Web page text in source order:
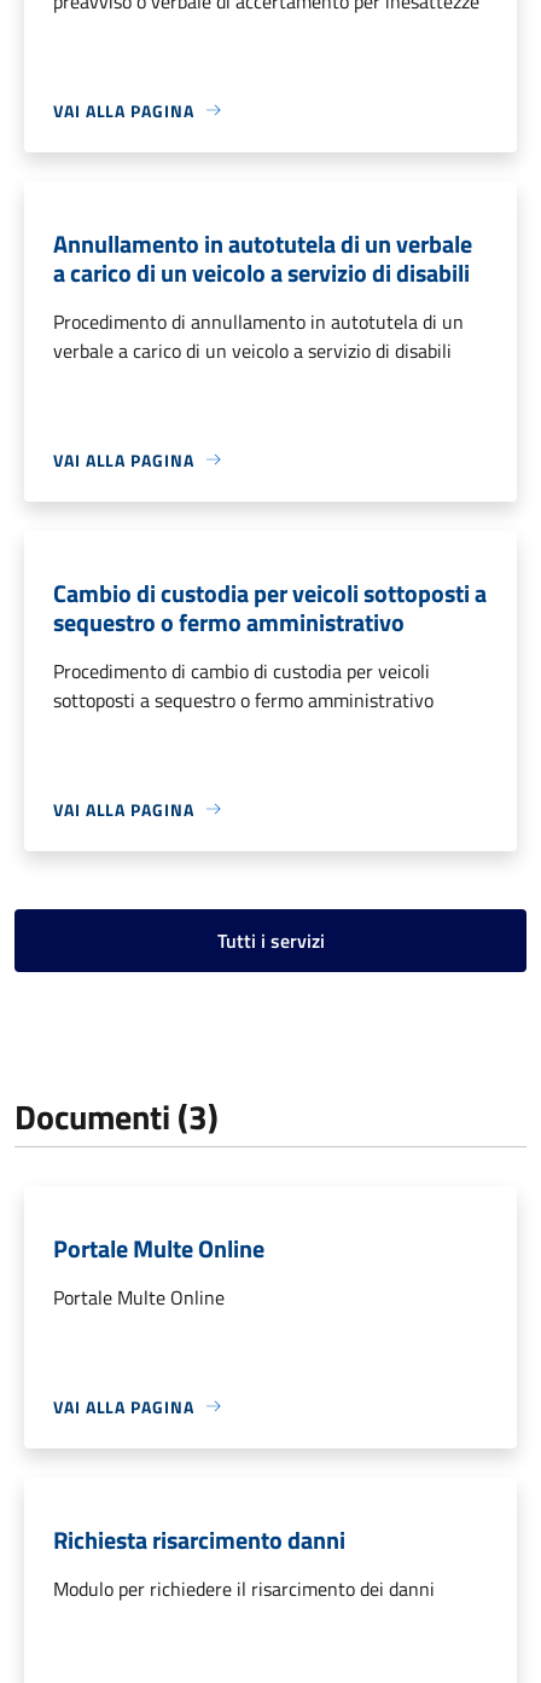
VAI ALLA PAGINA
Annullamento in autotutela di un verbale
a carico di un veicolo a servizio di disabili
Procedimento di annullamento in autotutela di un
verbale a carico di un veicolo a servizio di disabili
VAI ALLA PAGINA
Cambio di custodia per veicoli sottoposti a
sequestro o fermo amministrativo
Procedimento di cambio di custodia per veicoli
sottoposti a sequestro o fermo amministrativo
VAI ALLA PAGINA
Tutti i servizi
Documenti (3)
Portale Multe Online
Portale Multe Online
VAI ALLA PAGINA
Richiesta risarcimento danni
Modulo per richiedere il risarcimento dei danni